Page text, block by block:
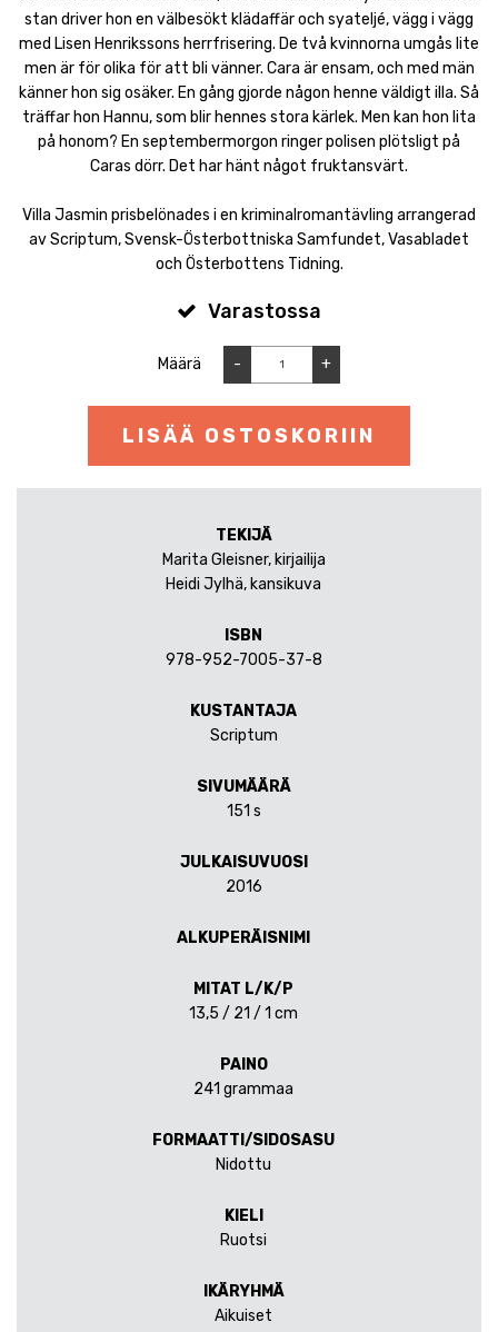
stan driver hon en välbesökt klädaffär och syateljé, vägg i vägg
med Lisen Henrikssons herrfrisering. De två kvinnorna umgås lite
men är för olika för att bli vänner. Cara är ensam, och med män
känner hon sig osäker. En gång gjorde någon henne väldigt illa. Så
träffar hon Hannu, som blir hennes stora kärlek. Men kan hon lita
på honom? En septembermorgon ringer polisen plötsligt på
Caras dörr. Det har hänt något fruktansvärt.
Villa Jasmin prisbelönades i en kriminalromantävling arrangerad
av Scriptum, Svensk-Österbottniska Samfundet, Vasabladet
och Österbottens Tidning.
Varastossa
Määrä - +
LISÄÄ OSTOSKORIIN
TEKIJÄ
Marita Gleisner, kirjailija
Heidi Jylhä, kansikuva
ISBN
978-952-7005-37-8
KUSTANTAJA
Scriptum
SIVUMÄÄRÄ
151 s
JULKAISUVUOSI
2016
ALKUPERÄISNIMI
MITAT L/K/P
13,5 / 21 / 1 cm
PAINO
241 grammaa
FORMAATTI/SIDOSASU
Nidottu
KIELI
Ruotsi
IKÄRYHMÄ
Aikuiset